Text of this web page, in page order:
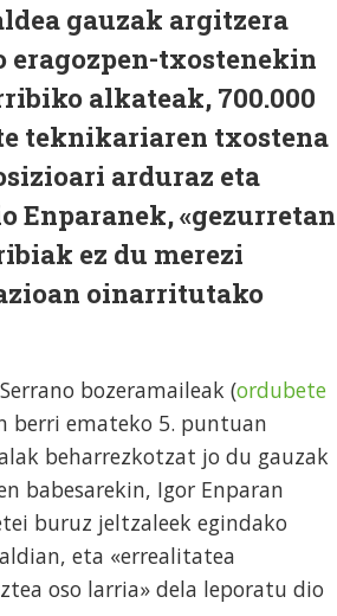
gauzak argitzera
eragozpen-txostenekin
alkateak, 700.000
teknikariaren txostena
arduraz eta
Enparanek, «gezurretan
ez du merezi
oinarritutako
bozeramaileak (ordubete
berri emateko 5. puntuan
beharrezkotzat jo du gauzak
babesarekin, Igor Enparan
buruz jeltzaleek egindako
eta «errealitatea
oso larria» dela leporatu dio